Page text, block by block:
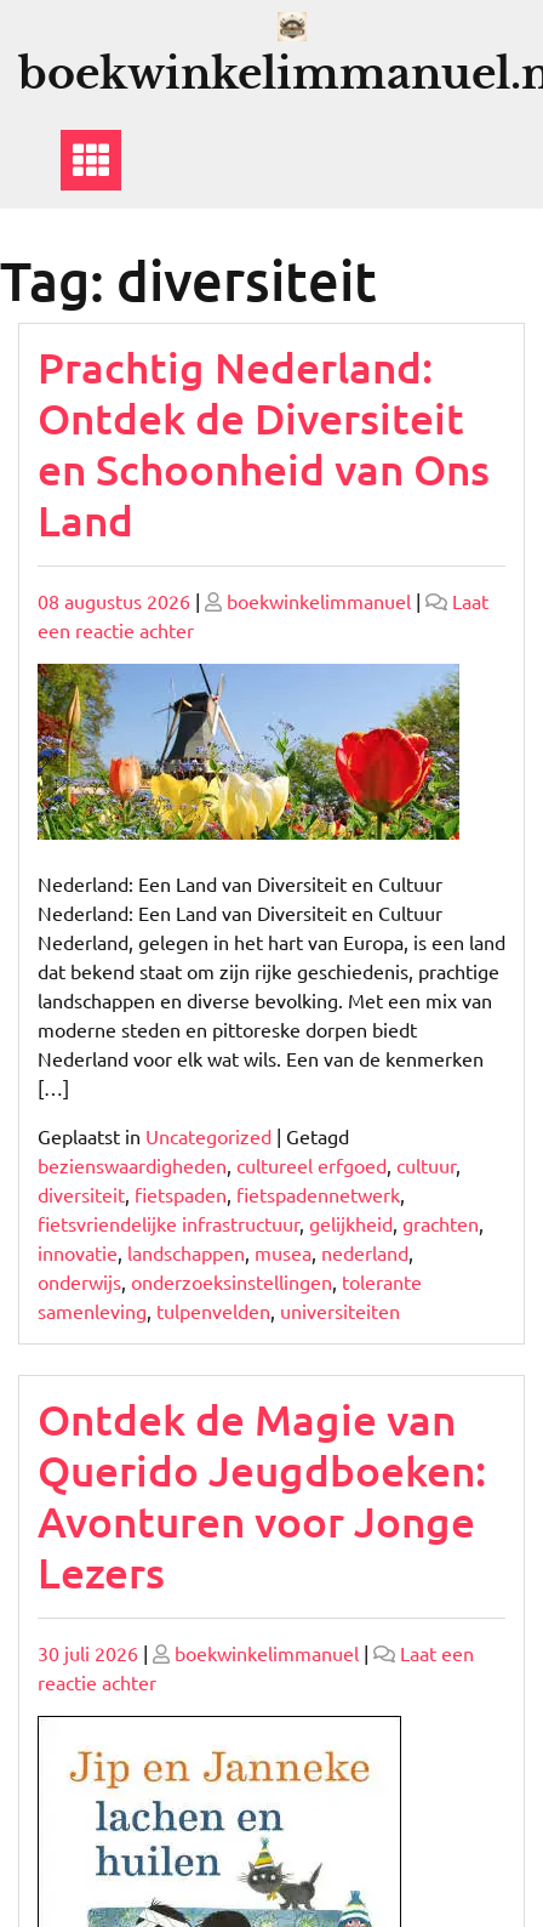
Tag: diversiteit
Prachtig Nederland:
Ontdek de Diversiteit
en Schoonheid van Ons
Land
Geplaatst
op
08 augustus 2026 | Geplaatst
boekwinkelimmanuel |
Laat
een reactie achterop
Prachtig
Nederland:
Ontdek
de
Diversiteit
en
Schoonheid
Ons
Land
Nederland: Een Land van Diversiteit en Cultuur
Nederland: Een Land van Diversiteit en Cultuur
Nederland, gelegen in het hart van Europa, is een land
dat bekend staat om zijn rijke geschiedenis, prachtige
landschappen en diverse bevolking. Met een mix van
moderne steden en pittoreske dorpen biedt
Nederland voor elk wat wils. Een van de kenmerken
[…]
Geplaatst in Uncategorized | Getagd
bezienswaardigheden, cultureel erfgoed, cultuur,
diversiteit, fietspaden, fietspadennetwerk,
fietsvriendelijke infrastructuur, gelijkheid, grachten,
innovatie, landschappen, musea, nederland,
onderwijs, onderzoeksinstellingen, tolerante
samenleving, tulpenvelden, universiteiten
Ontdek de Magie van
Querido Jeugdboeken:
Avonturen voor Jonge
Lezers
Geplaatst
op
30 juli 2026 | Geplaatst
op
boekwinkelimmanuel |
Laat een
reactie achterop
Ontdek
Magie
van
Querido
Jeugdboeken:
Avonturen
voor